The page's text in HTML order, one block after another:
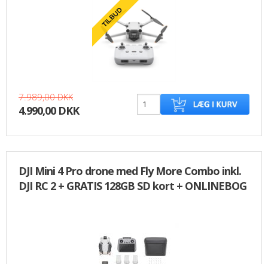
7.989,00 DKK
4.990,00 DKK
DJI Mini 4 Pro drone med Fly More Combo inkl.
DJI RC 2 + GRATIS 128GB SD kort + ONLINEBOG